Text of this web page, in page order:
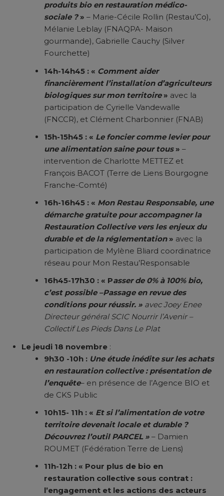
produits bio en restauration médico-
sociale ?» – Marie-Cécile Rollin (Restau’Co),
Mélanie Leblay (FNAQPA- Maison
gourmande), Gabrielle Cauchy (Silver
Fourchette)
14h-14h45 : « Comment aider
financièrement l’installation d’agriculteurs
biologiques sur mon territoire» avec la
participation de Cyrielle Vandewalle
(FNCCR), et Clément Charbonnier (FNAB)
15h-15h45 : « Le foncier comme levier pour
une alimentation saine pour tous» –
intervention de Charlotte METTEZ et
François BACOT (Terre de Liens Bourgogne
Franche-Comté)
16h-16h45 : « Mon Restau Responsable, une
démarche gratuite pour accompagner la
Restauration Collective vers les enjeux du
durable et de la réglementation» avec la
participation de Mylène Bliard coordinatrice
réseau pour Mon Restau’Responsable
16h45-17h30 : « Passer de 0% à 100% bio,
c’est possible –Passage en revue des
conditions pour réussir. »avec Joey Enee
Directeur général SCIC Nourrir l’Avenir –
Collectif Les Pieds Dans Le Plat
Le jeudi 18 novembre:
9h30 -10h : Une étude inédite sur les achats
en restauration collective : présentation de
l’enquête– en présence de l’Agence BIO et
de CKS Public
10h15- 11h : « Et si l’alimentation de votre
territoire devenait locale et durable ?
Découvrez l’outil PARCEL »– Damien
ROUMET (Fédération Terre de Liens)
11h-12h : « Pour plus de bio en
restauration collective sous contrat :
l’engagement et les actions des acteurs